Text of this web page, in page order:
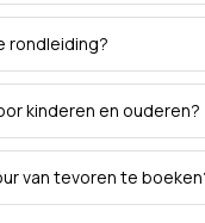
rondleiding?
kinderen en ouderen?
van tevoren te